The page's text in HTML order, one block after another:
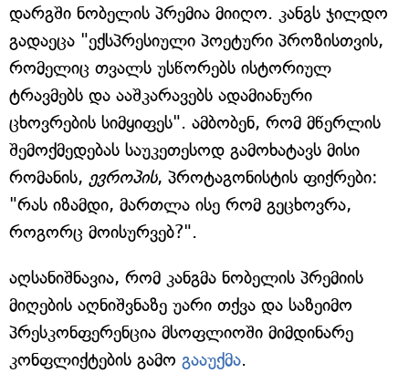
დარგში ნობელის პრემია მიიღო. კანგს ჯილდო
გადაეცა "ექსპრესიული პოეტური პროზისთვის,
რომელიც თვალს უსწორებს ისტორიულ
ტრავმებს და ააშკარავებს ადამიანური
ცხოვრების სიმყიფეს". ამბობენ, რომ მწერლის
შემოქმედებას საუკეთესოდ გამოხატავს მისი
რომანის, ევროპის, პროტაგონისტის ფიქრები:
"რას იზამდი, მართლა ისე რომ გეცხოვრა,
როგორც მოისურვებ?".
აღსანიშნავია, რომ კანგმა ნობელის პრემიის
მიღების აღნიშვნაზე უარი თქვა და საზეიმო
პრესკონფერენცია მსოფლიოში მიმდინარე
კონფლიქტების გამო გააუქმა.